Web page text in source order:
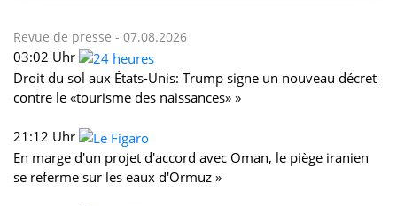
Revue de presse - 07.08.2026
03:02 Uhr
Droit du sol aux États-Unis: Trump signe un nouveau décret
contre le «tourisme des naissances» »
21:12 Uhr
En marge d'un projet d'accord avec Oman, le piège iranien
se referme sur les eaux d'Ormuz »